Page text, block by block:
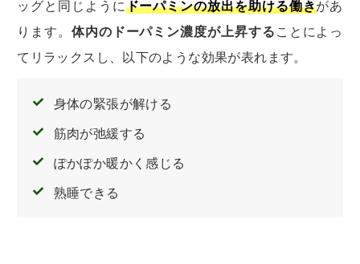
ッグと同じようにドーパミンの放出を助ける働きがあ
ります。 体内のドーパミン濃度が上昇する ことによっ
てリラックスし、以下のような効果が表れます。
身体の緊張が解ける
筋肉が弛緩する
ぽかぽか暖かく感じる
熟睡できる